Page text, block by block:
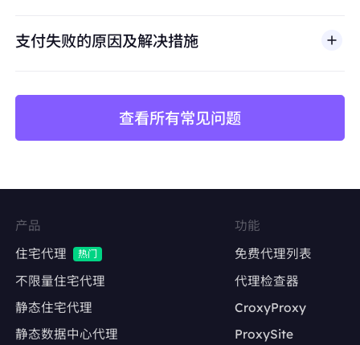
长期稳定抓取竞品价格、库存、评论数据
矩阵账号运营
多账号管理
维持账号稳定的登录IP，降低异常登录风险
内容发布与互动
自动化发帖、点赞、评论，模拟真实用户行为
避免因IP变动导致账号被限流或封禁
支付失败的原因及解决措施
查看所有常见问题
产品
住宅代理
热门
不限量住宅代理
静态住宅代理
静态数据中心代理
功能
免费代理列表
代理检查器
CroxyProxy
ProxySite